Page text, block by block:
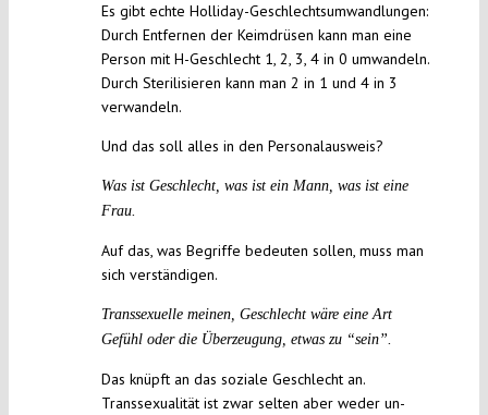
Es gibt echte Holliday-Geschlechtsumwandlungen:
Durch Entfernen der Keimdrüsen kann man eine
Person mit H-Geschlecht 1, 2, 3, 4 in 0 umwandeln.
Durch Sterilisieren kann man 2 in 1 und 4 in 3
verwandeln.
Und das soll alles in den Personalausweis?
Was ist Geschlecht, was ist ein Mann, was ist eine
Frau.
Auf das, was Begriffe bedeuten sollen, muss man
sich verständigen.
Transsexuelle meinen, Geschlecht wäre eine Art
Gefühl oder die Überzeugung, etwas zu “sein”.
Das knüpft an das soziale Geschlecht an.
Transsexualität ist zwar selten aber weder un-